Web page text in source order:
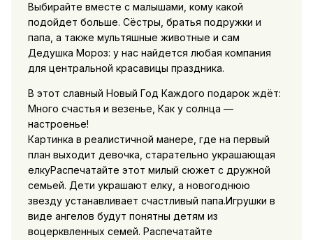
Выбирайте вместе с малышами, кому какой
подойдет больше. Сёстры, братья подружки и
папа, а также мультяшные животные и сам
Дедушка Мороз: у нас найдется любая компания
для центральной красавицы праздника.
В этот славный Новый Год Каждого подарок ждёт:
Много счастья и везенье, Как у солнца —
настроенье!
Картинка в реалистичной манере, где на первый
план выходит девочка, старательно украшающая
елкуРаспечатайте этот милый сюжет с дружной
семьей. Дети украшают елку, а новогоднюю
звезду устанавливает счастливый папа.Игрушки в
виде ангелов будут понятны детям из
воцерквленных семей. Распечатайте